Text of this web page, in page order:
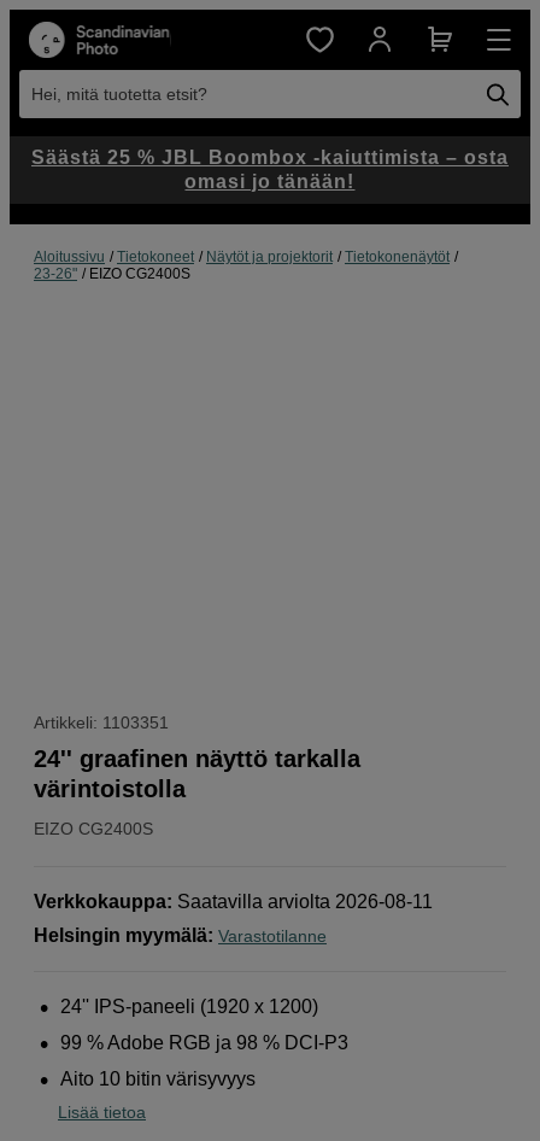
Hei, mitä tuotetta etsit?
Aloitussivu Tietokoneet Näytöt ja projektorit
Tietokonenäytöt
23-26"
EIZO CG2400S
Artikkeli: 1103351
EIZO CG2400S
24'' graafinen näyttö tarkalla
värintoistolla
Verkkokauppa: Saatavilla arviolta 2026-08-11
Helsingin myymälä: Varastotilanne
24'' IPS-paneeli (1920 x 1200)
99 % Adobe RGB ja 98 % DCI-P3
Aito 10 bitin värisyvyys
Lisää tietoa
Säästä 25 % JBL Boombox -kaiuttimista – osta
omasi jo tänään!